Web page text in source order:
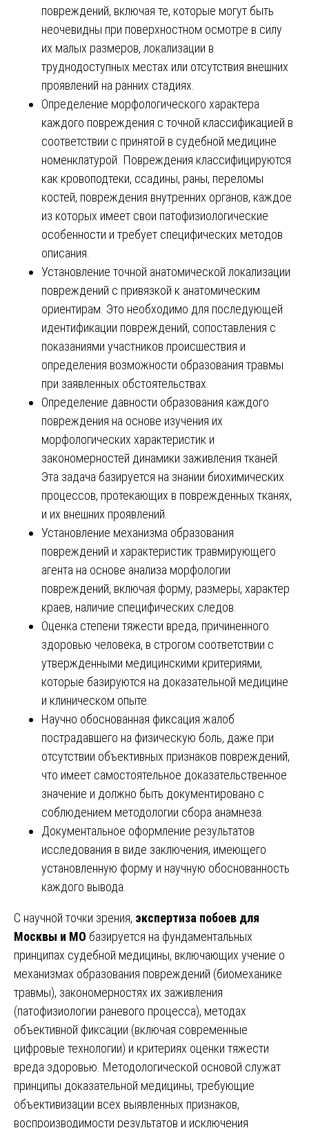
повреждений, включая те, которые могут быть
неочевидны при поверхностном осмотре в силу
их малых размеров, локализации в
труднодоступных местах или отсутствия внешних
проявлений на ранних стадиях.
Определение морфологического характера
каждого повреждения с точной классификацией в
соответствии с принятой в судебной медицине
номенклатурой. Повреждения классифицируются
как кровоподтеки, ссадины, раны, переломы
костей, повреждения внутренних органов, каждое
из которых имеет свои патофизиологические
особенности и требует специфических методов
описания.
Установление точной анатомической локализации
повреждений с привязкой к анатомическим
ориентирам. Это необходимо для последующей
идентификации повреждений, сопоставления с
показаниями участников происшествия и
определения возможности образования травмы
при заявленных обстоятельствах.
Определение давности образования каждого
повреждения на основе изучения их
морфологических характеристик и
закономерностей динамики заживления тканей.
Эта задача базируется на знании биохимических
процессов, протекающих в поврежденных тканях,
и их внешних проявлений.
Установление механизма образования
повреждений и характеристик травмирующего
агента на основе анализа морфологии
повреждений, включая форму, размеры, характер
краев, наличие специфических следов.
Оценка степени тяжести вреда, причиненного
здоровью человека, в строгом соответствии с
утвержденными медицинскими критериями,
которые базируются на доказательной медицине
и клиническом опыте.
Научно обоснованная фиксация жалоб
пострадавшего на физическую боль, даже при
отсутствии объективных признаков повреждений,
что имеет самостоятельное доказательственное
значение и должно быть документировано с
соблюдением методологии сбора анамнеза.
Документальное оформление результатов
исследования в виде заключения, имеющего
установленную форму и научную обоснованность
каждого вывода.
С научной точки зрения, экспертиза побоев для
Москвы и МО базируется на фундаментальных
принципах судебной медицины, включающих учение о
механизмах образования повреждений (биомеханике
травмы), закономерностях их заживления
(патофизиологии раневого процесса), методах
объективной фиксации (включая современные
цифровые технологии) и критериях оценки тяжести
вреда здоровью. Методологической основой служат
принципы доказательной медицины, требующие
объективизации всех выявленных признаков,
воспроизводимости результатов и исключения